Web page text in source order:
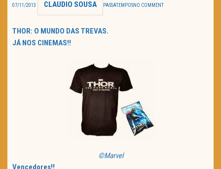
TRAILER DO DIA
07/11/2013 CLAUDIO SOUSA PASSATEMPOSNO COMMENT
THOR: O MUNDO DAS TREVAS.
JÁ NOS CINEMAS!!
©Marvel
Vencedores!!